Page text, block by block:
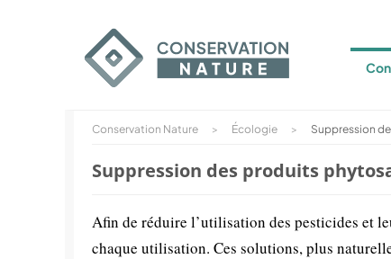
Conservation Nature > Écologie > Suppression
Suppression des produits
Afin de réduire l’utilisation des pesticides et
chaque utilisation. Ces solutions, plus